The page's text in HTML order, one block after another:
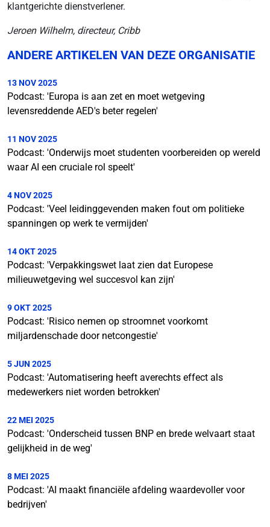
klantgerichte dienstverlener.
Jeroen Wilhelm, directeur, Cribb
ANDERE ARTIKELEN VAN DEZE ORGANISATIE
13 NOV 2025
Podcast: 'Europa is aan zet en moet wetgeving
levensreddende AED's beter regelen'
11 NOV 2025
Podcast: 'Onderwijs moet studenten voorbereiden op wereld
waar AI een cruciale rol speelt'
4 NOV 2025
Podcast: 'Veel leidinggevenden maken fout om politieke
spanningen op werk te vermijden'
14 OKT 2025
Podcast: 'Verpakkingswet laat zien dat Europese
milieuwetgeving wel succesvol kan zijn'
9 OKT 2025
Podcast: 'Risico nemen op stroomnet voorkomt
miljardenschade door netcongestie'
5 JUN 2025
Podcast: 'Automatisering heeft averechts effect als
medewerkers niet worden betrokken'
22 MEI 2025
Podcast: 'Onderscheid tussen BNP en brede welvaart staat
gelijkheid in de weg'
8 MEI 2025
Podcast: 'AI maakt financiële afdeling waardevoller voor
bedrijven'